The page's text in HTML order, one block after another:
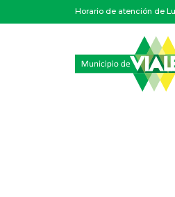
Horario de atención de